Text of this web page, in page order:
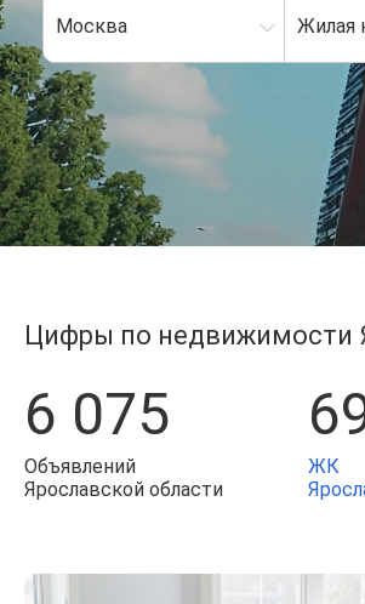
Москва Жилая
Цифры по недвижимости
6 075
Объявлений
Ярославской области
ЖК